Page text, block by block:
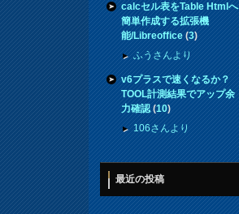
calcセル表をTable Htmlへ
簡単作成する拡張機
能/Libreoffice(3)
ふうさんより
v6プラスで速くなるか？
TOOL計測結果でアップ余
力確認(10)
106さんより
最近の投稿